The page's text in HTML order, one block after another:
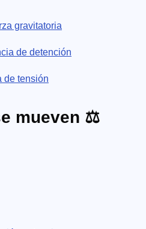
gravitatoria
de detención
de tensión
mueven ⚖️